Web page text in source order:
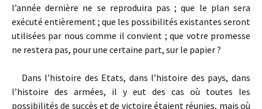
l’année dernière ne se reproduira pas ; que le plan sera
exécuté entièrement ; que les possibilités existantes seront
utilisées par nous comme il convient ; que votre promesse
ne restera pas, pour une certaine part, sur le papier ?
Dans l’histoire des Etats, dans l’histoire des pays, dans
l’histoire des armées, il y eut des cas où toutes les
possibilités de succès et de victoire étaient réunies, mais où